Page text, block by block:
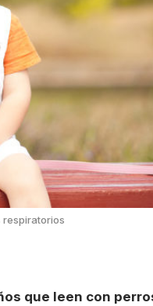
respiratorios
que leen con